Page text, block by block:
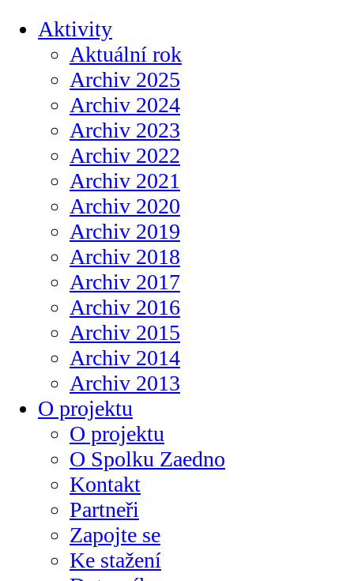
Aktivity
Aktuální rok
Archiv 2025
Archiv 2024
Archiv 2023
Archiv 2022
Archiv 2021
Archiv 2020
Archiv 2019
Archiv 2018
Archiv 2017
Archiv 2016
Archiv 2015
Archiv 2014
Archiv 2013
O projektu
O projektu
O Spolku Zaedno
Kontakt
Partneři
Zapojte se
Ke stažení